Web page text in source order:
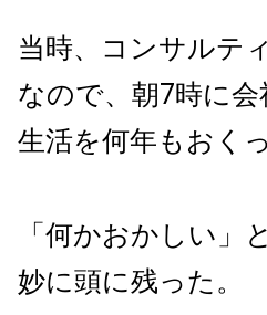
当時、コンサルテ
なので、朝7時に
生活を何年もおく
「何かおかしい」
妙に頭に残った。